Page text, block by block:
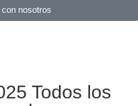
con nosotros
Todos los